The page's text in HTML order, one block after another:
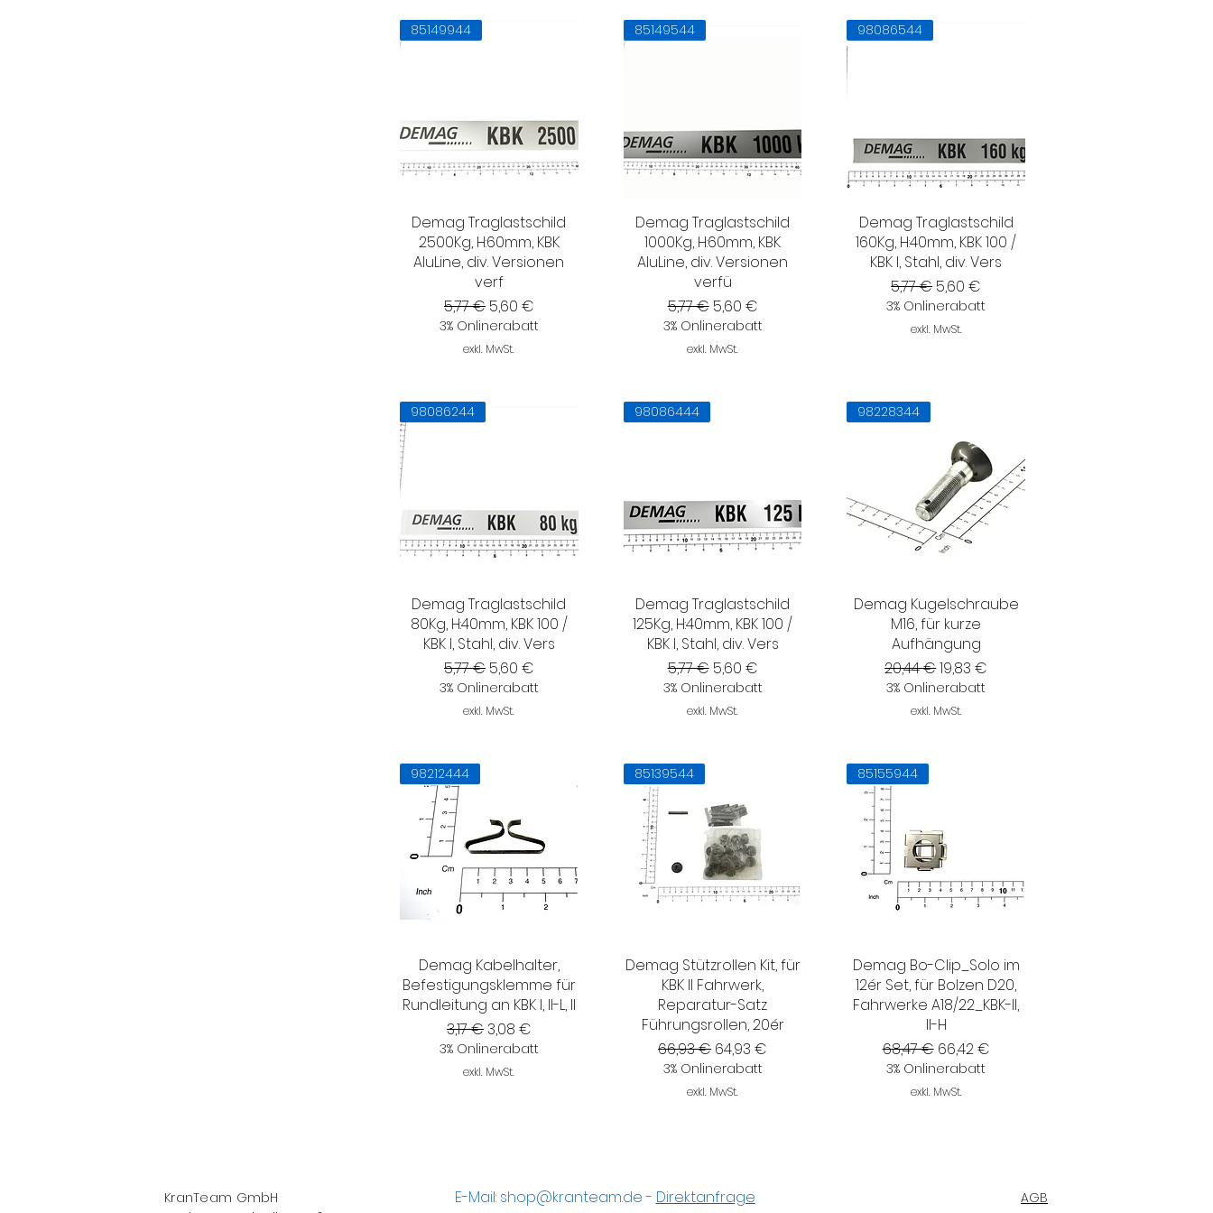
85149944
Demag Traglastschild
2500Kg, H:60mm, KBK
AluLine, div. Versionen
verf
Standardpreis
5,77 € Sale-Preis
5,60 €
3% Onlinerabatt
exkl. MwSt.
85149544
Demag Traglastschild
1000Kg, H:60mm, KBK
AluLine, div. Versionen
verfü
Standardpreis
5,77 € Sale-Preis
5,60 €
3% Onlinerabatt
exkl. MwSt.
98086544
Demag Traglastschild
160Kg, H:40mm, KBK 100 /
KBK I, Stahl, div. Vers
Standardpreis
5,77 € Sale-Preis
5,60 €
3% Onlinerabatt
exkl. MwSt.
98086244
Demag Traglastschild
80Kg, H:40mm, KBK 100 /
KBK I, Stahl, div. Vers
Standardpreis
5,77 € Sale-Preis
5,60 €
3% Onlinerabatt
exkl. MwSt.
98086444
Demag Traglastschild
125Kg, H:40mm, KBK 100 /
KBK I, Stahl, div. Vers
Standardpreis
5,77 € Sale-Preis
5,60 €
3% Onlinerabatt
exkl. MwSt.
98228344
Demag Kugelschraube
M16, für kurze
Aufhängung
Standardpreis
20,44 €Sale-Preis
19,83 €
3% Onlinerabatt
exkl. MwSt.
98212444
Demag Kabelhalter,
Befestigungsklemme für
Rundleitung an KBK I, II-L, II
Standardpreis
3,17 €Sale-Preis
3,08 €
3% Onlinerabatt
exkl. MwSt.
85139544
Demag Stützrollen Kit, für
KBK II Fahrwerk,
Reparatur-Satz
Führungsrollen, 20ér
Standardpreis
66,93 € Sale-Preis
64,93 €
3% Onlinerabatt
exkl. MwSt.
85155944
Demag Bo-Clip_Solo im
12ér Set, für Bolzen D20,
Fahrwerke A18/22_KBK-II,
II-H
Standardpreis
68,47 € Sale-Preis
66,42 €
3% Onlinerabatt
exkl. MwSt.
KranTeam GmbH
E-Mail: shop@kranteam.de- Direktanfrage
AGB